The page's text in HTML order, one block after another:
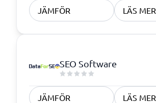
JÄMFÖR LÄS MER
SEO Software
JÄMFÖR LÄS MER